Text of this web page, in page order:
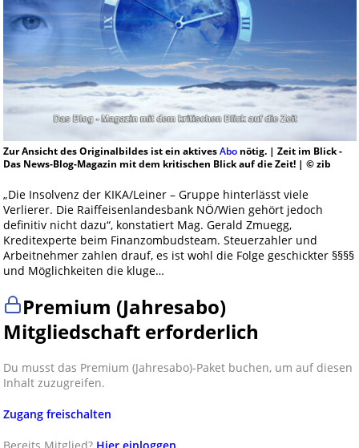
Zur Ansicht des Originalbildes ist ein aktivesAbonötig. | Zeit im Blick -
Das News-Blog-Magazin mit dem kritischen Blick auf die Zeit! | © zib
„Die Insolvenz der KIKA/Leiner – Gruppe hinterlässt viele
Verlierer. Die Raiffeisenlandesbank NÖ/Wien gehört jedoch
definitiv nicht dazu“, konstatiert Mag. Gerald Zmuegg,
Kreditexperte beim Finanzombudsteam. Steuerzahler und
Arbeitnehmer zahlen drauf, es ist wohl die Folge geschickter §§§§
und Möglichkeiten die kluge…
Premium (Jahresabo)
Mitgliedschaft erforderlich
Du musst das Premium (Jahresabo)-Paket buchen, um auf diesen
Inhalt zuzugreifen.
Zugang freischalten